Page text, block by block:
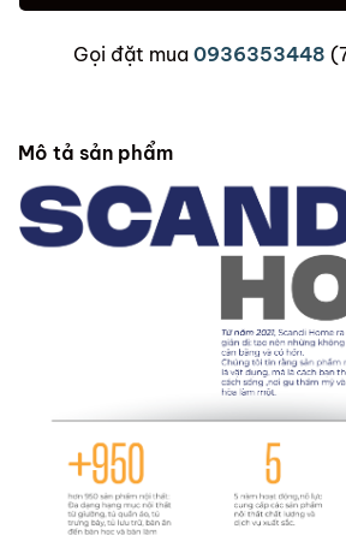
Gọi đặt mua 0936353448
Mô tả sản phẩm